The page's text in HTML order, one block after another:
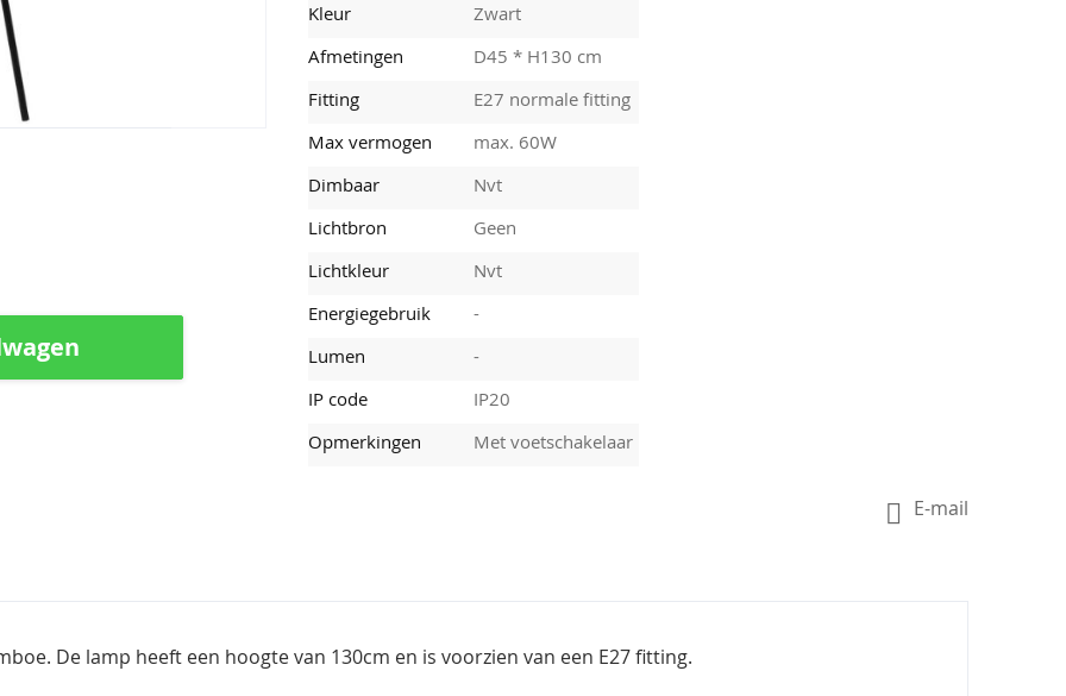
Kleur
Zwart
Afmetingen
D45 * H130 cm
Fitting
E27 normale fitting
Max vermogen
max. 60W
Dimbaar
Nvt
Lichtbron
Geen
Lichtkleur
Nvt
Energiegebruik
-
Lumen
-
IP code
IP20
Opmerkingen
Met voetschakelaar
E-mail
De lamp heeft een hoogte van 130cm en is voorzien van een E27 fitting.